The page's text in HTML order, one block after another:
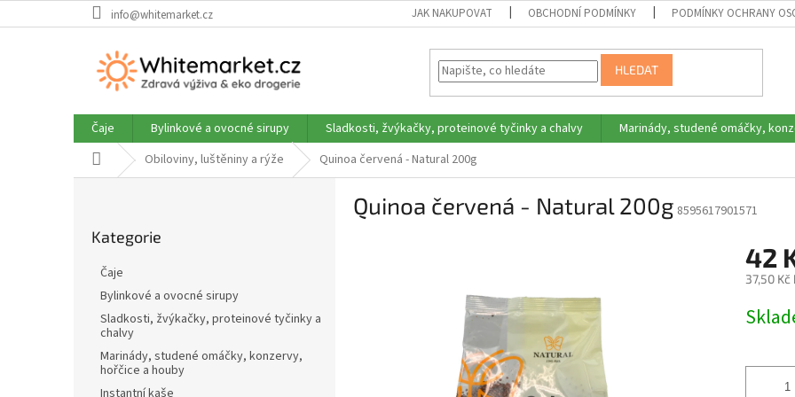
na
info@whitemarket.cz JAK NAKUPOVAT OBCHODNÍ PODMÍNKY PODMÍNKY OCHRANY
HLEDAT
Čaje Bylinkové a ovocné sirupy Sladkosti, žvýkačky, proteinové tyčinky a chalvy Marinády, studené omáčky,
Domů Obiloviny, luštěniny a rýže Quinoa červená - Natural 200g
kategorie
Kategorie
Čaje
Bylinkové a ovocné sirupy
Sladkosti, žvýkačky, proteinové tyčinky a
chalvy
Marinády, studené omáčky, konzervy,
hořčice a houby
Instantní kaše
Quinoa červená - Natural 200g 8595617901571
42
37,50 Kč
cena: